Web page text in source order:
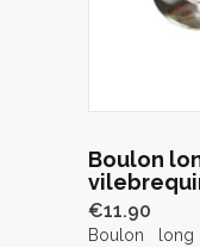
Boulon
€11.90
Boulon